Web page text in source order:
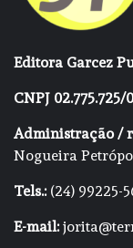
Editora Garcez
CNPJ 02.775.725/
Administração /
Nogueira
Tels.:(24) 99225-
E-mail: